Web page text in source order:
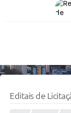
Editais de